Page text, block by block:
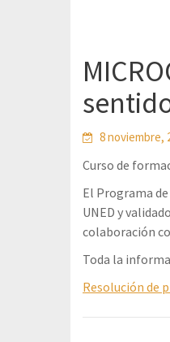
8 noviembre,
Curso de
El Programa
UNED y
colaboración
Toda la
Resolución de